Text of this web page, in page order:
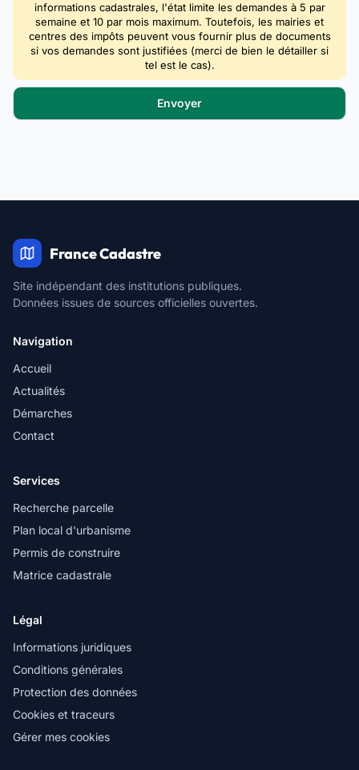
informations cadastrales, l'état limite les demandes à 5 par
semaine et 10 par mois maximum. Toutefois, les mairies et
centres des impôts peuvent vous fournir plus de documents
si vos demandes sont justifiées (merci de bien le détailler si
tel est le cas).
France Cadastre
Site indépendant des institutions publiques.
Données issues de sources officielles ouvertes.
Navigation
Accueil
Actualités
Démarches
Contact
Services
Recherche parcelle
Plan local d'urbanisme
Permis de construire
Matrice cadastrale
Légal
Informations juridiques
Conditions générales
Protection des données
Cookies et traceurs
Gérer mes cookies